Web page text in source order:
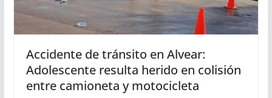
Accidente de tránsito en Alvear:
Adolescente resulta herido en colisión
entre camioneta y motocicleta